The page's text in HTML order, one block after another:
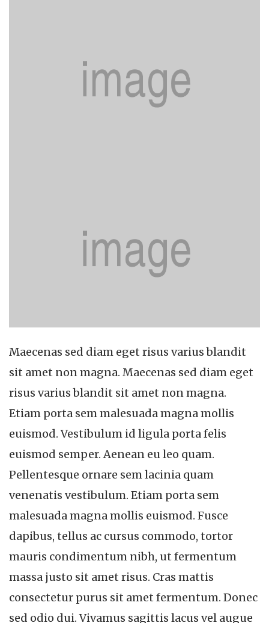
Maecenas sed diam eget risus varius blandit
sit amet non magna. Maecenas sed diam eget
risus varius blandit sit amet non magna.
Etiam porta sem malesuada magna mollis
euismod. Vestibulum id ligula porta felis
euismod semper. Aenean eu leo quam.
Pellentesque ornare sem lacinia quam
venenatis vestibulum. Etiam porta sem
malesuada magna mollis euismod. Fusce
dapibus, tellus ac cursus commodo, tortor
mauris condimentum nibh, ut fermentum
massa justo sit amet risus. Cras mattis
consectetur purus sit amet fermentum. Donec
sed odio dui. Vivamus sagittis lacus vel augue